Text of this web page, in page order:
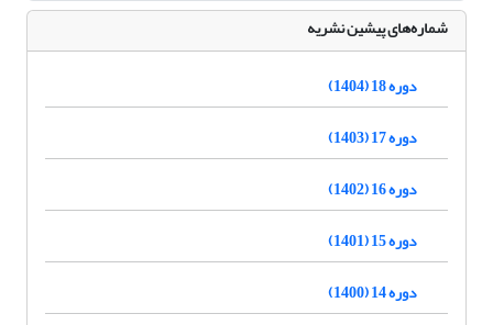
شماره‌های پیشین نشریه
دوره 18 (1404)
دوره 17 (1403)
دوره 16 (1402)
دوره 15 (1401)
دوره 14 (1400)